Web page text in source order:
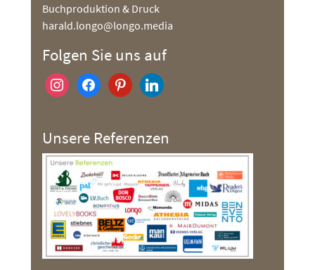
Buchproduktion & Druck
harald.longo@longo.media
Folgen Sie uns auf
instagramfacebookpinterestlinkedin
Unsere Referenzen